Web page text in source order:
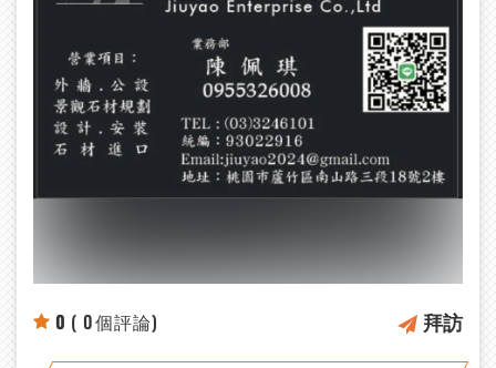
0 ( 0個評論) 拜訪